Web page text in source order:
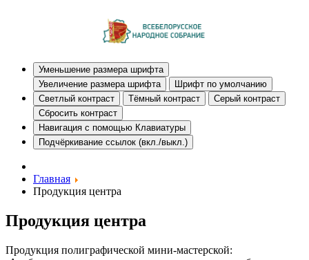
Уменьшение размера шрифта
Увеличение размера шрифта
Шрифт по умолчанию
Светлый контраст
Тёмный контраст
Серый контраст
Сбросить контраст
Навигация с помощью Клавиатуры
Подчёркивание ссылок (вкл./выкл.)
Главная
Продукция центра
Продукция центра
Продукция полиграфической мини-мастерской: